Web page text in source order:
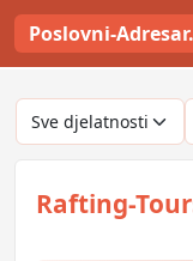
Poslovni-
Rafting-